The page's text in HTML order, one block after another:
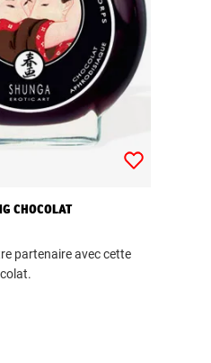
CHOCOLAT
partenaire avec cette